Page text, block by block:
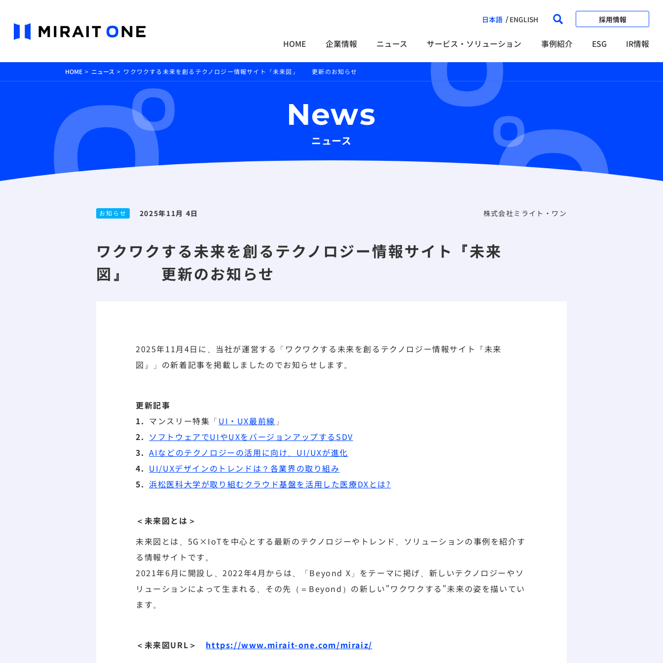
日本語 ENGLISH 採用情報
HOME 企業情報 ニュース サービス・ソリューション 事例紹介 ESG IR情報
HOME ニュース ワクワクする未来を創るテクノロジー情報サイト『未来図』 更新のお知らせ
News
ニュース
お知らせ 2025年11月 4日 株式会社ミライト・ワン
ワクワクする未来を創るテクノロジー情報サイト『未来
図』 更新のお知らせ
2025年11月4日に、当社が運営する「ワクワクする未来を創るテクノロジー情報サイト『未来
図』」の新着記事を掲載しましたのでお知らせします。
更新記事
マンスリー特集「UI・UX最前線 」
ソフトウェアでUIやUXをバージョンアップするSDV
AIなどのテクノロジーの活用に向け、UI/UXが進化
UI/UXデザインのトレンドは？各業界の取り組み
浜松医科大学が取り組むクラウド基盤を活用した医療DXとは?
＜未来図とは＞
未来図とは、5G×IoTを中心とする最新のテクノロジーやトレンド、ソリューションの事例を紹介す
る情報サイトです。
2021年6月に開設し、2022年4月からは、「Beyond X」をテーマに掲げ、新しいテクノロジーやソ
リューションによって生まれる、その先（＝Beyond）の新しい"ワクワクする"未来の姿を描いてい
ます。
＜未来図URL＞ https://www.mirait-one.com/miraiz/